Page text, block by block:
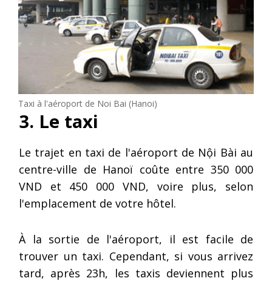
Taxi à l'aéroport de Noi Bai (Hanoi)
3. Le taxi
Le trajet en taxi de l'aéroport de Nội Bài au
centre-ville de Hanoï coûte entre 350 000
VND et 450 000 VND, voire plus, selon
l'emplacement de votre hôtel.
À la sortie de l'aéroport, il est facile de
trouver un taxi. Cependant, si vous arrivez
tard, après 23h, les taxis deviennent plus